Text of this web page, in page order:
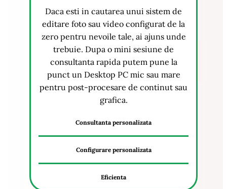
Daca esti in cautarea unui sistem de
editare foto sau video configurat de la
zero pentru nevoile tale, ai ajuns unde
trebuie. Dupa o mini sesiune de
consultanta rapida putem pune la
punct un Desktop PC mic sau mare
pentru post-procesare de continut sau
grafica.
Consultanta personalizata
Configurare personalizata
Eficienta